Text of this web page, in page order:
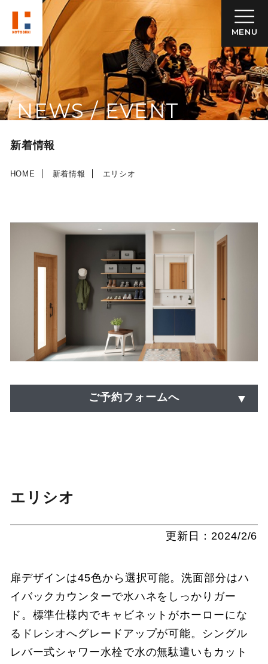
MENU
NEWS / EVENT
新着情報
HOME 新着情報 エリシオ
ご予約フォームへ
エリシオ
更新日 2024/2/6
扉デザインは45色から選択可能。洗面部分はハ
イバックカウンターで水ハネをしっかりガー
ド。標準仕様内でキャビネットがホーローにな
るドレシオへグレードアップが可能。シングル
レバー式シャワー水栓で水の無駄遣いもカット